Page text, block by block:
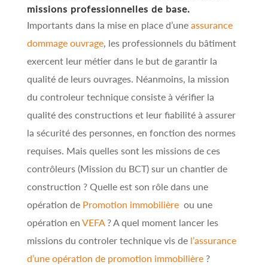
missions professionnelles de base.
Importants dans la mise en place d’une assurance
dommage ouvrage, les professionnels du bâtiment
exercent leur métier dans le but de garantir la
qualité de leurs ouvrages. Néanmoins, la mission
du controleur technique consiste à vérifier la
qualité des constructions et leur fiabilité à assurer
la sécurité des personnes, en fonction des normes
requises. Mais quelles sont les missions de ces
contrôleurs (Mission du BCT) sur un chantier de
construction ? Quelle est son rôle dans une
opération de Promotion immobilièreou une
opération en VEFA? A quel moment lancer les
missions du controler technique vis de l’assurance
d’une opération de promotion immobilière?